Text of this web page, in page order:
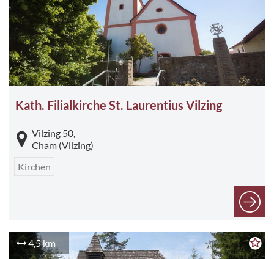
Kath. Filialkirche St. Laurentius Vilzing
Vilzing 50,
Cham (Vilzing)
Kirchen
4,5 km